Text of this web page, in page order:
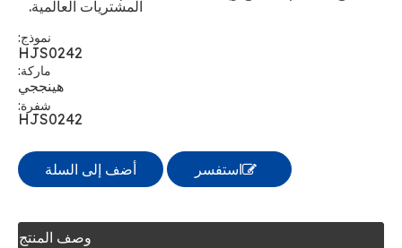
المشتريات العالمية.
نموذج:
HJS0242
ماركة:
هينججي
شفرة:
HJS0242
استفسر أضف إلى السلة
وصف المنتج